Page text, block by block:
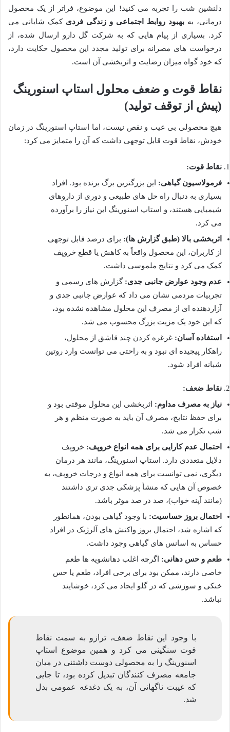
دلنشین شب را تجربه می کنید! این موضوع، فراتر از یک محصول
درمانی، به بهبود روابط اجتماعی و زندگی فردی کمک شایانی می
کرد. بسیاری از پیام هایی که به شرکت گل دارو ارسال شده، از
درخواست های مصرانه برای تولید مجدد این محصول حکایت دارد،
که خود گواه میزان رضایت و اثربخشی آن است.
نقاط قوت و ضعف محلول استاپ اسنورینگ
(پیش از توقف تولید)
هیچ محصولی بی عیب و نقص نیست، اما استاپ اسنورینگ در زمان
خودش، نقاط قوت قابل توجهی داشت که آن را متمایز می کرد:
نقاط قوت:
فرمولاسیون گیاهی: این بزرگترین برگ برنده بود. افراد
بسیاری به دنبال راه حل های طبیعی و دوری از داروهای
شیمیایی هستند، و استاپ اسنورینگ این نیاز را برآورده
می کرد.
اثربخشی بالا (طبق گزارش ها): برای درصد قابل توجهی
از کاربران، این محصول واقعاً به کاهش یا قطع خروپف
کمک می کرد و نتایج ملموسی داشت.
عدم وجود عوارض جانبی جدی: گزارش های رسمی و
تجربیات مردمی نشان می داد که عوارض جانبی جدی و
آزاردهنده ای از مصرف این محلول مشاهده نشده بود،
که این خود یک مزیت بزرگ محسوب می شد.
استفاده آسان: غرغره کردن چند قاشق از محلول،
راهکار پیچیده ای نبود و به راحتی می توانست وارد روتین
شبانه افراد شود.
نقاط ضعف:
نیاز به مصرف مداوم: اثربخشی این محلول موقتی بود و
برای حفظ نتایج، مصرف آن باید به صورت منظم و هر
شب تکرار می شد.
احتمال عدم کارایی برای همه انواع خروپف: خروپف
دلایل متعددی دارد. استاپ اسنورینگ، مانند هر درمان
دیگری، نمی توانست برای همه انواع و درجات خروپف، به
خصوص آن هایی که منشأ پزشکی جدی تری داشتند
(مانند آپنه خواب)، صد در صد موثر باشد.
احتمال بروز حساسیت: با وجود گیاهی بودن، همانطور
که اشاره شد، احتمال بروز واکنش های آلرژیک در افراد
حساس به اسانس های گیاهی وجود داشت.
طعم و حس دهانی: اگرچه اغلب دهانشویه ها طعم
خاصی دارند، ممکن بود برای برخی افراد، طعم یا حس
خنکی و سوزشی که در گلو ایجاد می کرد، خوشایند
نباشد.
با وجود این نقاط ضعف، ترازو به سمت نقاط
قوت سنگینی می کرد و همین موضوع استاپ
اسنورینگ را به محصولی دوست داشتنی در میان
جامعه مصرف کنندگان تبدیل کرده بود، تا جایی
که غیبت ناگهانی آن، به یک دغدغه عمومی بدل
شد.